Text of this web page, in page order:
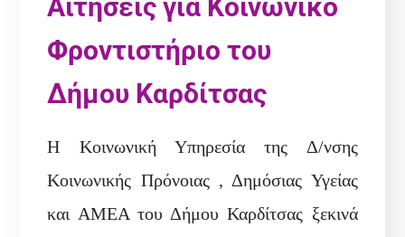
Αιτήσεις για Κοινωνικό
Φροντιστήριο του
Δήμου Καρδίτσας
Η Κοινωνική Υπηρεσία της Δ/νσης
Κοινωνικής Πρόνοιας , Δημόσιας Υγείας
και ΑΜΕΑ του Δήμου Καρδίτσας ξεκινά